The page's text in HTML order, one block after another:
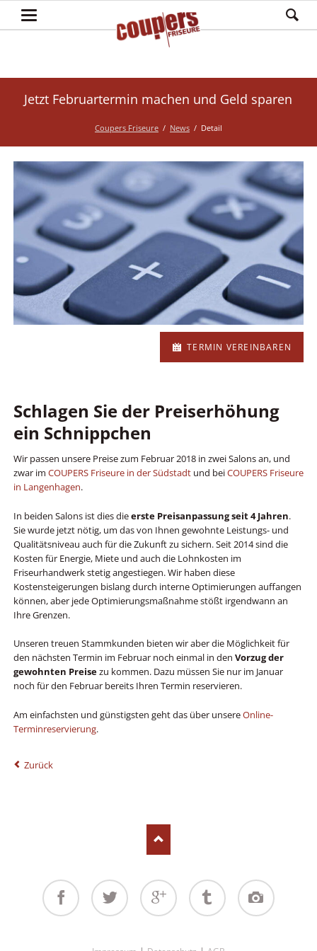
Jetzt Februartermin machen und Geld sparen
Coupers Friseure News Detail
TERMIN VEREINBAREN
Schlagen Sie der Preiserhöhung
ein Schnippchen
Wir passen unsere Preise zum Februar 2018 in zwei Salons an, und
zwar im COUPERS Friseure in der Südstadtund beiCOUPERS Friseure
in Langenhagen.
In beiden Salons ist dies dieerste Preisanpassung seit 4 Jahren.
Sie wurde jetzt nötig, um das von Ihnen gewohnte Leistungs- und
Qualitätsniveau auch für die Zukunft zu sichern. Seit 2014 sind die
Kosten für Energie, Miete und auch die Lohnkosten im
Friseurhandwerk stetig angestiegen. Wir haben diese
Kostensteigerungen bislang durch interne Optimierungen auffangen
können, aber jede Optimierungsmaßnahme stößt irgendwann an
Ihre Grenzen.
Unseren treuen Stammkunden bieten wir aber die Möglichkeit für
den nächsten Termin im Februar noch einmal in den Vorzug der
gewohnten Preisezu kommen. Dazu müssen Sie nur im Januar
noch für den Februar bereits Ihren Termin reservieren.
Am einfachsten und günstigsten geht das über unsereOnline-
Terminreservierung.
Zurück